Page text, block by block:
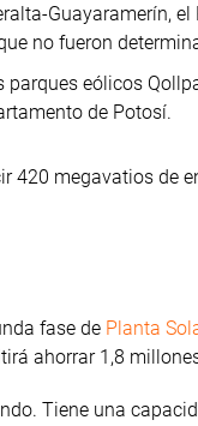
Guayaramerín,
no fueron
eólicos
de Potosí.
megavatios de
fase de Planta
ahorrar 1,8
Tiene una